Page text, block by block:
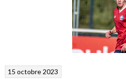
15 octobre 2023